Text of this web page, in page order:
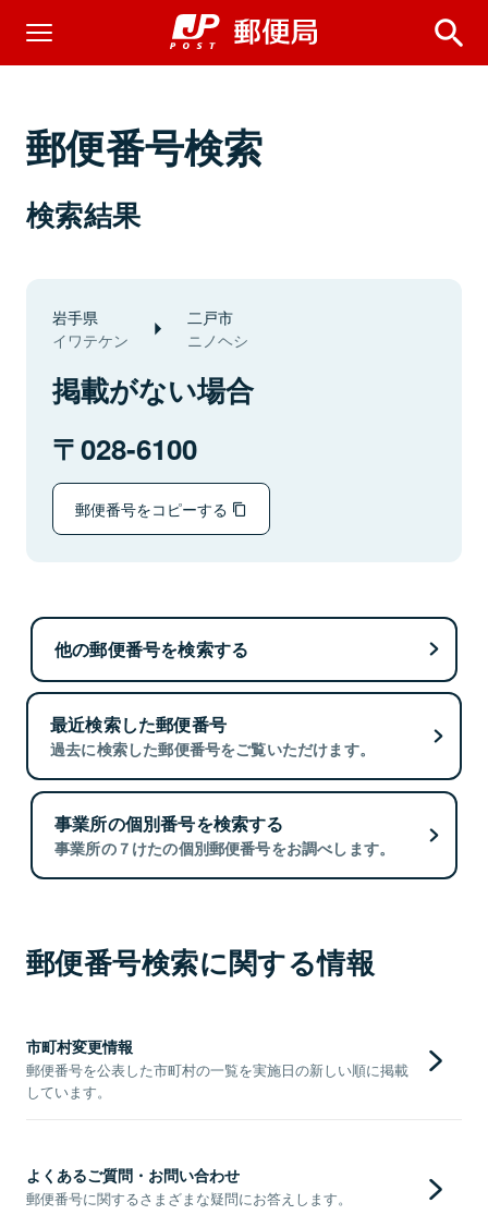
郵便番号検索
検索結果
岩手県
イワテケン
二戸市
ニノヘシ
掲載がない場合
028-6100
郵便番号をコピーする
他の郵便番号を検索する
最近検索した郵便番号
過去に検索した郵便番号をご覧いただけます。
事業所の個別番号を検索する
事業所の７けたの個別郵便番号をお調べします。
郵便番号検索に関する情報
市町村変更情報
郵便番号を公表した市町村の一覧を実施日の新しい順に掲載
しています。
よくあるご質問・お問い合わせ
郵便番号に関するさまざまな疑問にお答えします。